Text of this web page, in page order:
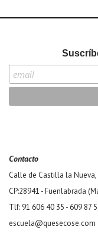
Contacto
Calle de Castilla la Nueva,
CP:28941 - Fuenlabrada
Tlf: 91 606 40 35 - 609 87
escuela@quesecose.com